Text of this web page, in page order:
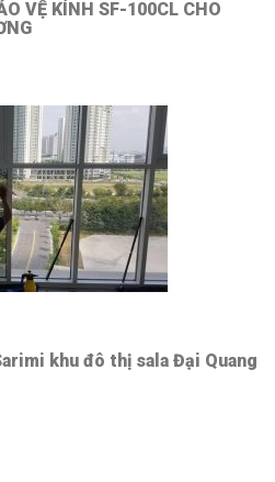
VỆ KÍNH SF-100CL CHO
khu đô thị sala Đại Quang